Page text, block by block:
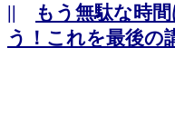
||
もう無駄な時
う！これを最後の